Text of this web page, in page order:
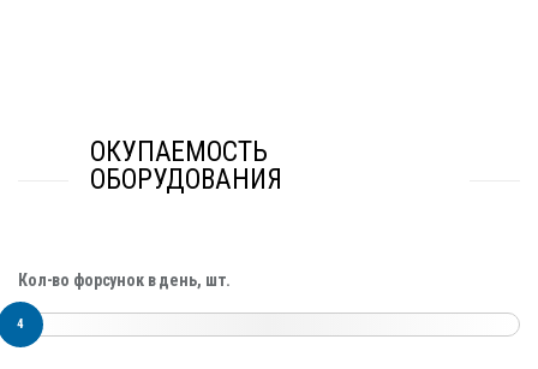
ОКУПАЕМОСТЬ
ОБОРУДОВАНИЯ
Кол-во форсунок в день, шт.
4